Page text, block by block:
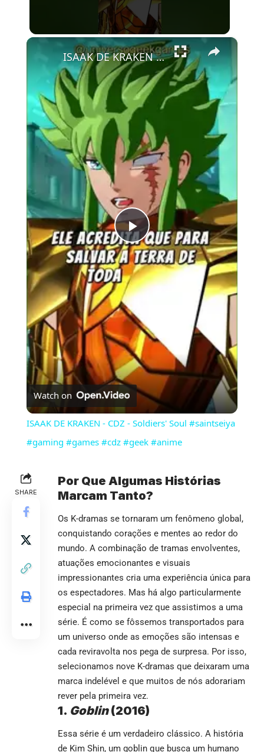
×
Play
Video
ISAAK DE KRAKEN - CDZ - Soldiers' Soul #saintseiya #gaming #games #cdz #geek #anime
Watch on
ISAAK DE KRAKEN - CDZ - Soldiers' Soul #saintseiya
#gaming #games #cdz #geek #anime
SHARE
Por Que Algumas Histórias
Marcam Tanto?
Os K-dramas se tornaram um fenômeno global,
conquistando corações e mentes ao redor do
mundo. A combinação de tramas envolventes,
atuações emocionantes e visuais
impressionantes cria uma experiência única para
os espectadores. Mas há algo particularmente
especial na primeira vez que assistimos a uma
série. É como se fôssemos transportados para
um universo onde as emoções são intensas e
cada reviravolta nos pega de surpresa. Por isso,
selecionamos nove K-dramas que deixaram uma
marca indelével e que muitos de nós adorariam
rever pela primeira vez.
1. Goblin(2016)
Essa série é um verdadeiro clássico. A história
de Kim Shin, um goblin que busca um humano